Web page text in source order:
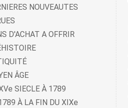
NOUVEAUTES
D'ACHAT A OFFRIR
ÂGE
SIECLE À 1789
À LA FIN DU XIXe